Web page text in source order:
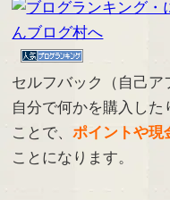
セルフバック（自己ア
自分で何かを購入し
ことで、ポイントや現
ことになります。